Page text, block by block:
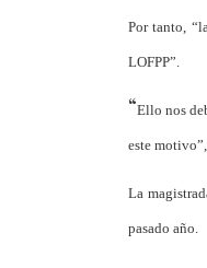
Por tanto,
LOFPP”.
“Ello nos
este
La
pasado año.